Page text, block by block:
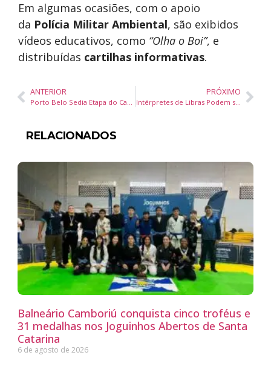
Em algumas ocasiões, com o apoio
da Polícia Militar Ambiental, são exibidos
vídeos educativos, como “Olha o Boi”, e
distribuídas cartilhas informativas.
ANTERIOR
Porto Belo Sedia Etapa do Campeonato Brasileiro de Natação
PRÓXIMO
Intérpretes de Libras Podem se Credenciar para Atuar na Rede Municipal de Ensino de Itajaí até 20 de Maio de 2025
RELACIONADOS
Balneário Camboriú conquista cinco troféus e
31 medalhas nos Joguinhos Abertos de Santa
Catarina
6 de agosto de 2026